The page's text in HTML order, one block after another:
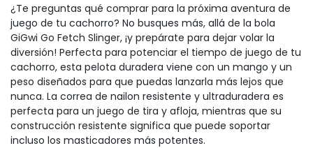
¿Te preguntas qué comprar para la próxima aventura de
juego de tu cachorro? No busques más, allá de la bola
GiGwi Go Fetch Slinger, ¡y prepárate para dejar volar la
diversión! Perfecta para potenciar el tiempo de juego de tu
cachorro, esta pelota duradera viene con un mango y un
peso diseñados para que puedas lanzarla más lejos que
nunca. La correa de nailon resistente y ultraduradera es
perfecta para un juego de tira y afloja, mientras que su
construcción resistente significa que puede soportar
incluso los masticadores más potentes.